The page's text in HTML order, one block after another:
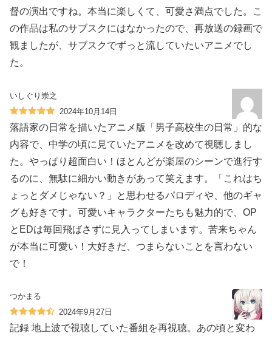
督の演出ですね。本当に楽しくて、可愛さ満点でした。こ
の作品は私のサブスクにはなかったので、再放送の録画で
観ましたが、サブスクでずっと流していたいアニメでし
た。
いしぐり崇之
2024年10月14日
落語家の日常を描いたアニメ版「男子高校生の日常」的な
内容で、中学の頃に見ていたアニメを改めて視聴しまし
た。やっぱり超面白い！ほとんどが楽屋のシーンで進行す
るのに、無駄に細かい動きがあって笑えます。「これはち
ょっとダメじゃない？」と思わせるパロディや、他のギャ
グも好きです。可愛いキャラクターたちも魅力的で、OP
とEDは毎回飛ばさずに見入ってしまいます。苦来ちゃん
が本当に可愛い！大好きだ、つまらないことを言わない
で！
つかまる
2024年9月27日
記録 地上波で視聴していた番組を再視聴。あの頃と変わ